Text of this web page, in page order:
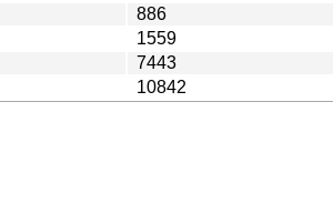
886
1559
7443
10842